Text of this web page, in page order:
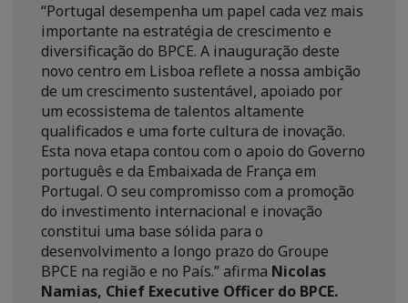
“Portugal desempenha um papel cada vez mais
importante na estratégia de crescimento e
diversificação do BPCE. A inauguração deste
novo centro em Lisboa reflete a nossa ambição
de um crescimento sustentável, apoiado por
um ecossistema de talentos altamente
qualificados e uma forte cultura de inovação.
Esta nova etapa contou com o apoio do Governo
português e da Embaixada de França em
Portugal. O seu compromisso com a promoção
do investimento internacional e inovação
constitui uma base sólida para o
desenvolvimento a longo prazo do Groupe
BPCE na região e no País.” afirma Nicolas
Namias, Chief Executive Officer do BPCE.